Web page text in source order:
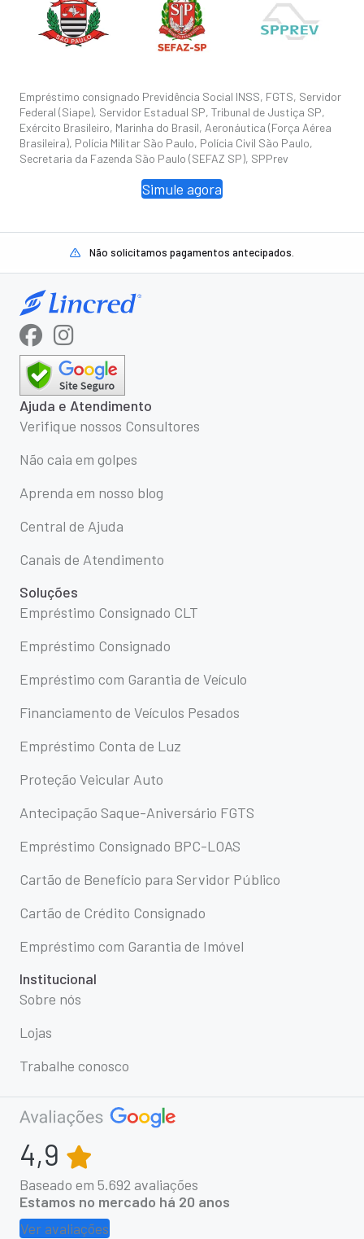
Empréstimo consignado Previdência Social INSS, FGTS, Servidor
Federal (Siape), Servidor Estadual SP, Tribunal de Justiça SP,
Exército Brasileiro, Marinha do Brasil, Aeronáutica (Força Aérea
Brasileira), Polícia Militar São Paulo, Polícia Civil São Paulo,
Secretaria da Fazenda São Paulo (SEFAZ SP), SPPrev
Simule agora
Não solicitamos pagamentos antecipados.
Ajuda e Atendimento
Verifique nossos Consultores
Não caia em golpes
Aprenda em nosso blog
Central de Ajuda
Canais de Atendimento
Soluções
Empréstimo Consignado CLT
Empréstimo Consignado
Empréstimo com Garantia de Veículo
Financiamento de Veículos Pesados
Empréstimo Conta de Luz
Proteção Veicular Auto
Antecipação Saque-Aniversário FGTS
Empréstimo Consignado BPC-LOAS
Cartão de Benefício para Servidor Público
Cartão de Crédito Consignado
Empréstimo com Garantia de Imóvel
Institucional
Sobre nós
Lojas
Trabalhe conosco
4,9
Baseado em 5.692 avaliações
Estamos no mercado há 20 anos
Ver avaliações